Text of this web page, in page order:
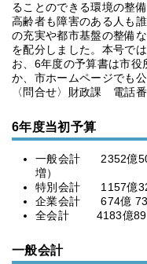
ることのできる環境の整
高齢者も障害のある人も
の充実や都市基盤の整備
を配分しました。本号で
お、6年度の予算書は市
か、市ホームページでも公
〈問合せ〉財政課 電話
6年度当初予算
一般会計 2352億
増）
特別会計 1157億
企業会計 674億
全会計 4183億
一般会計